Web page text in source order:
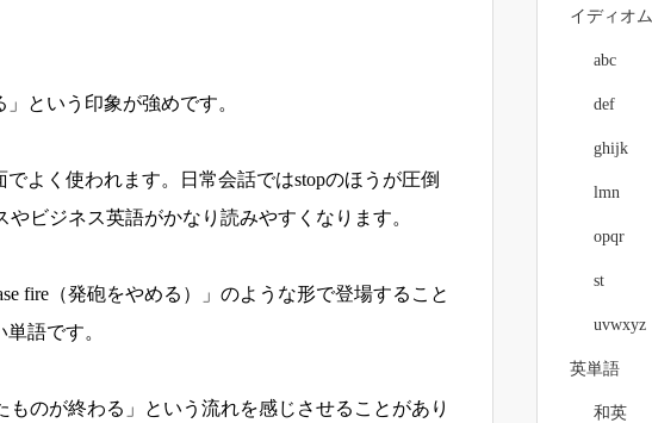
という印象が強めです。
よく使われます。日常会話ではstopのほうが圧倒
ビジネス英語がかなり読みやすくなります。
fire（発砲をやめる）」のような形で登場すること
語です。
ものが終わる」という流れを感じさせることがあり
イディオム
abc
def
ghijk
lmn
opqr
st
uvwxyz
英単語
和英